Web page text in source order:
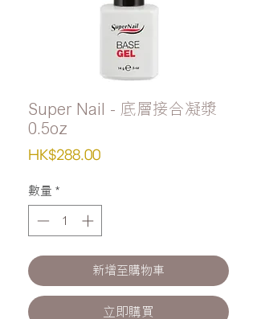
Super Nail - 底層接合凝漿
0.5oz
HK$288.00價
數量 *
新增至購物車
立即購買